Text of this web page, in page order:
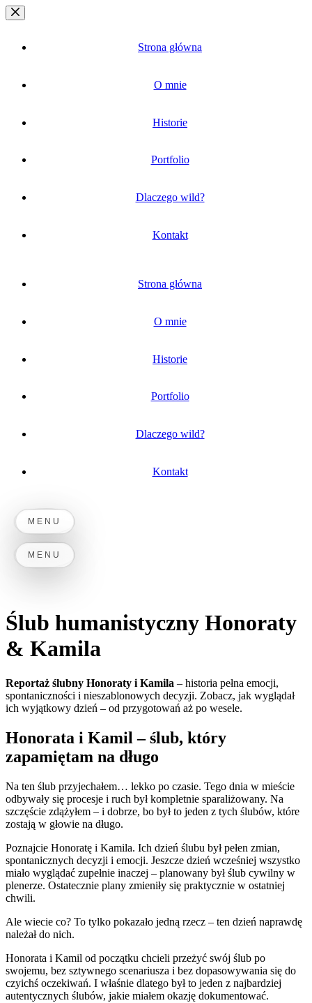
Przejdź
do
Strona główna
O mnie
Historie
Portfolio
Dlaczego wild?
Kontakt
Strona główna
O mnie
Historie
Portfolio
Dlaczego wild?
Kontakt
MENU
MENU
Ślub humanistyczny Honoraty
& Kamila
Reportaż ślubny Honoraty i Kamila – historia pełna emocji,
spontaniczności i nieszablonowych decyzji. Zobacz, jak wyglądał
ich wyjątkowy dzień – od przygotowań aż po wesele.
Honorata i Kamil – ślub, który
zapamiętam na długo
Na ten ślub przyjechałem… lekko po czasie. Tego dnia w mieście
odbywały się procesje i ruch był kompletnie sparaliżowany. Na
szczęście zdążyłem – i dobrze, bo był to jeden z tych ślubów, które
zostają w głowie na długo.
Poznajcie Honoratę i Kamila. Ich dzień ślubu był pełen zmian,
spontanicznych decyzji i emocji. Jeszcze dzień wcześniej wszystko
miało wyglądać zupełnie inaczej – planowany był ślub cywilny w
plenerze. Ostatecznie plany zmieniły się praktycznie w ostatniej
chwili.
Ale wiecie co? To tylko pokazało jedną rzecz – ten dzień naprawdę
należał do nich.
Honorata i Kamil od początku chcieli przeżyć swój ślub po
swojemu, bez sztywnego scenariusza i bez dopasowywania się do
czyichś oczekiwań. I właśnie dlatego był to jeden z najbardziej
autentycznych ślubów, jakie miałem okazję dokumentować.